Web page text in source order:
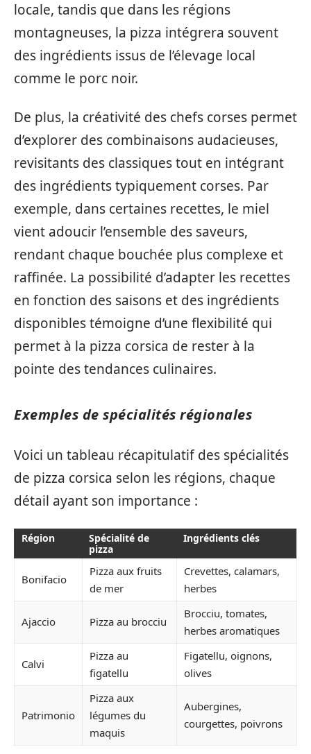
locale, tandis que dans les régions
montagneuses, la pizza intégrera souvent
des ingrédients issus de l’élevage local
comme le porc noir.
De plus, la créativité des chefs corses permet
d’explorer des combinaisons audacieuses,
revisitants des classiques tout en intégrant
des ingrédients typiquement corses. Par
exemple, dans certaines recettes, le miel
vient adoucir l’ensemble des saveurs,
rendant chaque bouchée plus complexe et
raffinée. La possibilité d’adapter les recettes
en fonction des saisons et des ingrédients
disponibles témoigne d’une flexibilité qui
permet à la pizza corsica de rester à la
pointe des tendances culinaires.
Exemples de spécialités régionales
Voici un tableau récapitulatif des spécialités
de pizza corsica selon les régions, chaque
détail ayant son importance :
Région
Spécialité de
pizza
Ingrédients clés
Bonifacio
Pizza aux fruits
de mer
Crevettes, calamars,
herbes
Ajaccio Pizza au brocciu
Brocciu, tomates,
herbes aromatiques
Calvi
Pizza au
figatellu
Figatellu, oignons,
olives
Patrimonio
Pizza aux
légumes du
maquis
Aubergines,
courgettes, poivrons